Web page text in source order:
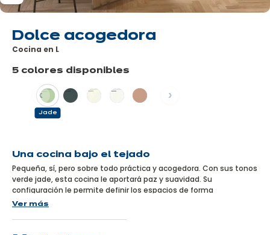
Dolce acogedora
Cocina en L
5 colores disponibles
Anterior
Una cocina bajo el tejado
Pequeña, sí, pero sobre todo práctica y acogedora. Con sus tonos
verde jade, esta cocina le aportará paz y suavidad. Su
configuración le permite definir los espacios de forma
inteligente. Y si lo desea, puede extender este bonito color verde
Ver más
Jade